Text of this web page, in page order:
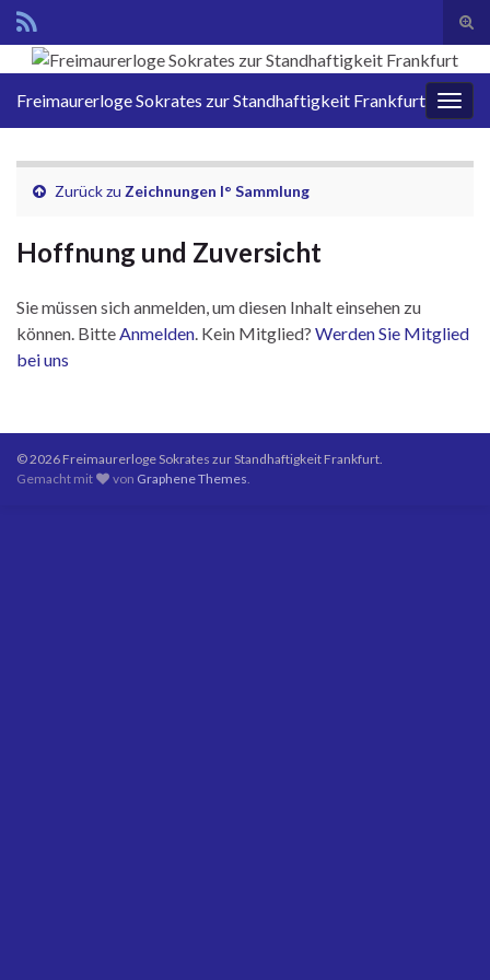
Search for:
Freimaurerloge Sokrates zur Standhaftigkeit Frankfurt
Zurück zu Zeichnungen I° Sammlung
Hoffnung und Zuversicht
Sie müssen sich anmelden, um diesen Inhalt einsehen zu
können. BitteAnmelden. Kein Mitglied? Werden Sie Mitglied
bei uns
© 2026 Freimaurerloge Sokrates zur Standhaftigkeit Frankfurt.
Gemacht mit
von Graphene Themes